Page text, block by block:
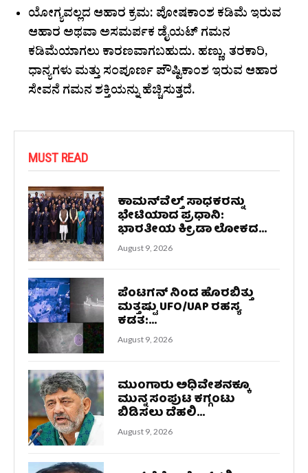
ಯೋಗ್ಯವಲ್ಲದ ಆಹಾರ ಕ್ರಮ: ಪೋಷಕಾಂಶ ಕಡಿಮೆ ಇರುವ
ಆಹಾರ ಅಥವಾ ಅಸಮರ್ಪಕ ಡೈಯಟ್ ಗಮನ
ಕಡಿಮೆಯಾಗಲು ಕಾರಣವಾಗಬಹುದು. ಹಣ್ಣು, ತರಕಾರಿ,
ಧಾನ್ಯಗಳು ಮತ್ತು ಸಂಪೂರ್ಣ ಪೌಷ್ಟಿಕಾಂಶ ಇರುವ ಆಹಾರ
ಸೇವನೆ ಗಮನ ಶಕ್ತಿಯನ್ನು ಹೆಚ್ಚಿಸುತ್ತದೆ.
MUST READ
ಕಾಮನ್‌ವೆಲ್ತ್ ಸಾಧಕರನ್ನು
ಭೇಟಿಯಾದ ಪ್ರಧಾನಿ:
ಭಾರತೀಯ ಕ್ರೀಡಾ ಲೋಕದ...
August 9, 2026
ಪೆಂಟಗನ್‌ ನಿಂದ ಹೊರಬಿತ್ತು
ಮತ್ತಷ್ಟು UFO/UAP ರಹಸ್ಯ
ಕಡತ:...
August 9, 2026
ಮುಂಗಾರು ಅಧಿವೇಶನಕ್ಕೂ
ಮುನ್ನ ಸಂಪುಟ ಕಗ್ಗಂಟು
ಬಿಡಿಸಲು ದೆಹಲಿ...
August 9, 2026